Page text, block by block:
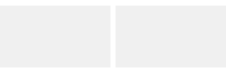
uyuşturucu sattığı tespit edilen